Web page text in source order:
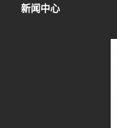
新闻中心